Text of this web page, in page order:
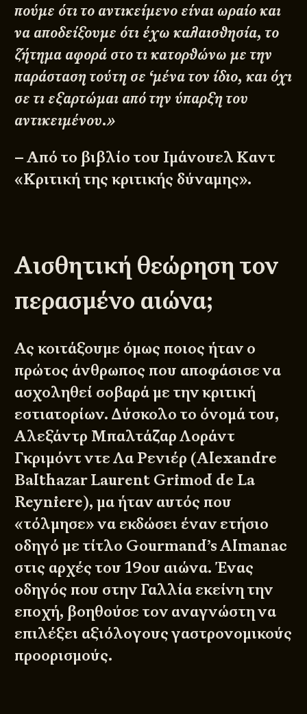
πούμε ότι το αντικείμενο είναι ωραίο και
να αποδείξουμε ότι έχω καλαισθησία, το
ζήτημα αφορά στο τι κατορθώνω με την
παράσταση τούτη σε ‘μένα τον ίδιο, και όχι
σε τι εξαρτώμαι από την ύπαρξη του
αντικειμένου.»
– Από το βιβλίο του Ιμάνουελ Καντ
«Κριτική της κριτικής δύναμης».
Αισθητική θεώρηση τον
περασμένο αιώνα;
Ας κοιτάξουμε όμως ποιος ήταν ο
πρώτος άνθρωπος που αποφάσισε να
ασχοληθεί σοβαρά με την κριτική
εστιατορίων. Δύσκολο το όνομά του,
Αλεξάντρ Μπαλτάζαρ Λοράντ
Γκριμόντ ντε Λα Ρενιέρ (Alexandre
Balthazar Laurent Grimod de La
Reyniere), μα ήταν αυτός που
«τόλμησε» να εκδώσει έναν ετήσιο
οδηγό με τίτλο Gourmand’s Almanac
στις αρχές του 19ου αιώνα. Ένας
οδηγός που στην Γαλλία εκείνη την
εποχή, βοηθούσε τον αναγνώστη να
επιλέξει αξιόλογους γαστρονομικούς
προορισμούς.